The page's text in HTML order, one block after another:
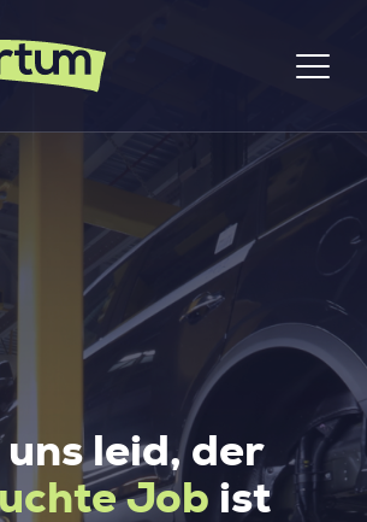
uns leid, der
Job ist